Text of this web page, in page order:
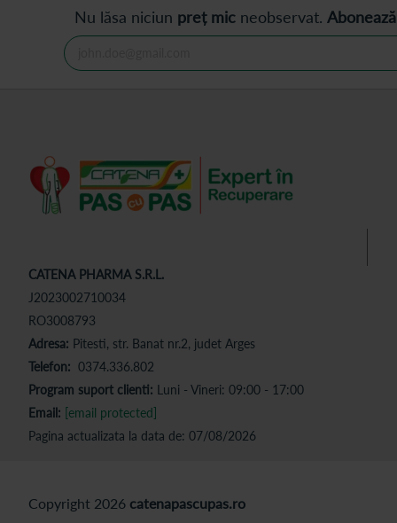
Nu lăsa niciun preț mic neobservat.
CATENA PHARMA S.R.L.
J2023002710034
RO3008793
Adresa: Pitesti, str. Banat nr.2, judet Arges
Telefon: 0374.336.802
Program suport clienti: Luni - Vineri: 09:00 - 17:00
Email: [email protected]
Pagina actualizata la data de: 07/08/2026
Copyright 2026 catenapascupas.ro